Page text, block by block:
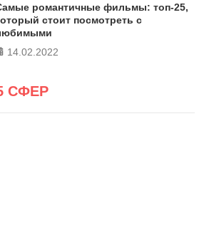
романтичные фильмы: топ-25,
стоит посмотреть с
14.02.2022
СФЕР